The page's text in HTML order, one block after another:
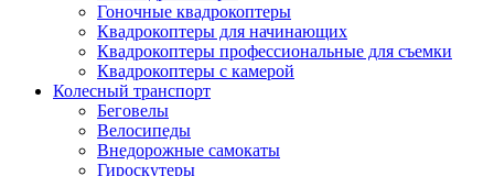
Гоночные квадрокоптеры
Квадрокоптеры для начинающих
Квадрокоптеры профессиональные для съемки
Квадрокоптеры с камерой
Колесный транспорт
Беговелы
Велосипеды
Внедорожные самокаты
Гироскутеры